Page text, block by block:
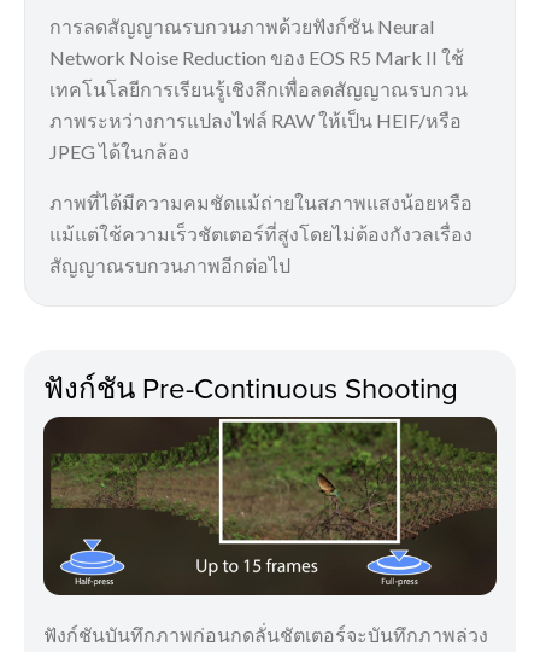
การลดสัญญาณรบกวนภาพด้วยฟังก์ชัน Neural
Network Noise Reduction ของ EOS R5 Mark II ใช้
เทคโนโลยีการเรียนรู้เชิงลึกเพื่อลดสัญญาณรบกวน
ภาพระหว่างการแปลงไฟล์ RAW ให้เป็น HEIF/หรือ
JPEG ได้ในกล้อง
ภาพที่ได้มีความคมชัดแม้ถ่ายในสภาพแสงน้อยหรือ
แม้แต่ใช้ความเร็วชัตเตอร์ที่สูงโดยไม่ต้องกังวลเรื่อง
สัญญาณรบกวนภาพอีกต่อไป
ฟังก์ชัน Pre-Continuous Shooting
ฟังก์ชันบันทึกภาพก่อนกดลั่นชัตเตอร์จะบันทึกภาพล่วง